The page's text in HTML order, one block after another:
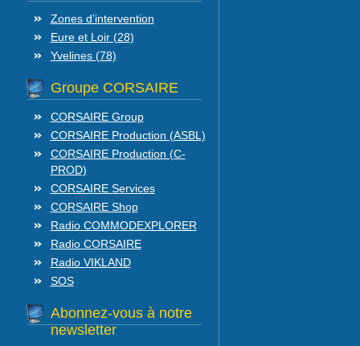
Zones d’intervention
Eure et Loir (28)
Yvelines (78)
Groupe CORSAIRE
CORSAIRE Group
CORSAIRE Production (ASBL)
CORSAIRE Production (C-
PROD)
CORSAIRE Services
CORSAIRE Shop
Radio COMMODEXPLORER
Radio CORSAIRE
Radio VIKLAND
SOS
Abonnez-vous à notre
newsletter